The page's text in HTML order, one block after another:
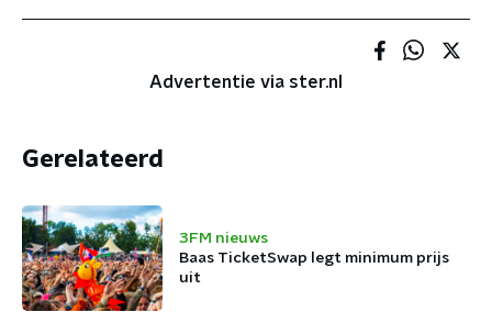
Advertentie via ster.nl
Gerelateerd
3FM nieuws
Baas TicketSwap legt minimum prijs
uit